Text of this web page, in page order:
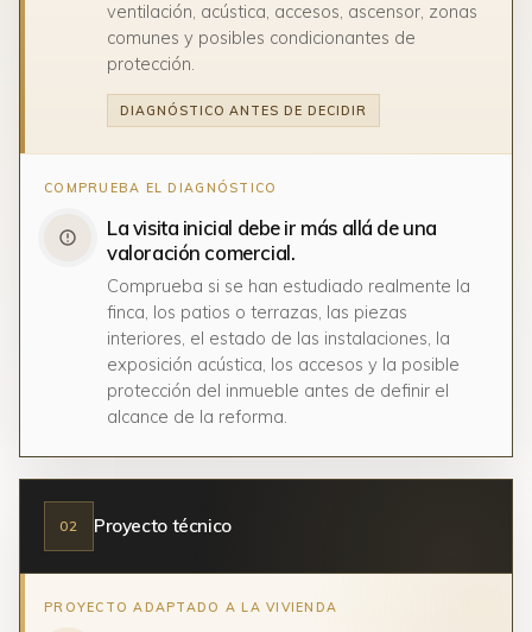
ventilación, acústica, accesos, ascensor, zonas
comunes y posibles condicionantes de
protección.
DIAGNÓSTICO ANTES DE DECIDIR
La visita inicial debe ir más allá de una
valoración comercial.
Comprueba si se han estudiado realmente la
finca, los patios o terrazas, las piezas
interiores, el estado de las instalaciones, la
exposición acústica, los accesos y la posible
protección del inmueble antes de definir el
alcance de la reforma.
02 Proyecto técnico